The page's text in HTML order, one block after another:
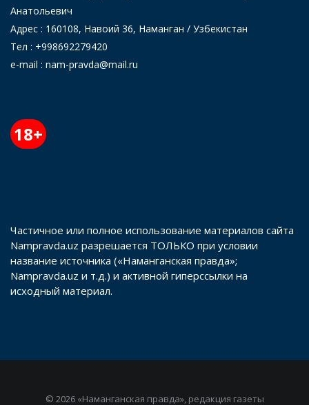
Анатольевич
Адрес : 160108, Навоий 36, Наманган / Узбекистан
Тел : +998692279420
e-mail : nam-pravda@mail.ru
18+
Частичное или полное использование материалов сайта
Nampravda.uz разрешается ТОЛЬКО при условии
название источника («Наманганская правда»;
Nampravda.uz и т.д.) и активной гиперссылки на
исходный материал.
© 2026 «Наманганская правда», редакция газеты